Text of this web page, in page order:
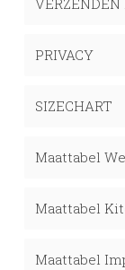
VERZENDEN
PRIVACY
SIZECHART
Maattabel
Maattabel
Maattabel